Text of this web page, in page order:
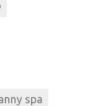
spa